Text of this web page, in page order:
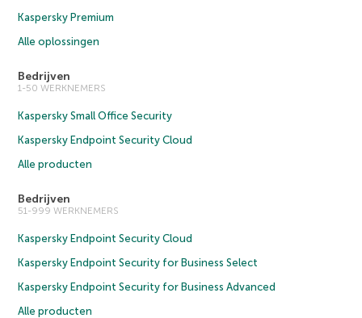
Kaspersky Premium
Alle oplossingen
Bedrijven
1-50 WERKNEMERS
Kaspersky Small Office Security
Kaspersky Endpoint Security Cloud
Alle producten
Bedrijven
51-999 WERKNEMERS
Kaspersky Endpoint Security Cloud
Kaspersky Endpoint Security for Business Select
Kaspersky Endpoint Security for Business Advanced
Alle producten